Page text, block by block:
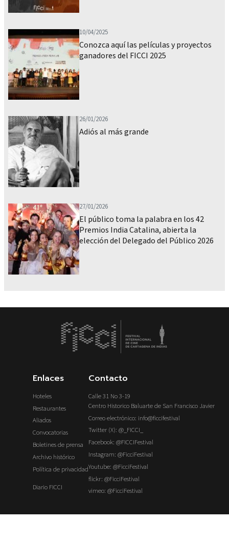
10/04/2025
Conozca aquí las películas y proyectos
ganadores del FICCI 2025
26/01/2026
Adiós al más grande
27/01/2026
El público toma la palabra en los 42
Premios India Catalina, abierta la
elección del Delegado del Público 2026
Enlaces
Hoteles
Restaurantes
Aliados
Convocatorias
Boletines de prensa
Archivo histórico
Política de privacidad
Diario FICCI
Contacto
Calle 31 No 3-19
Centro Historico Baluarte de San Francisco Javier
Correo electrónico: info@ficcifestival
Twitter (X): @_FICCI_
Facebook: @FICCIFestival
Instagram: @FicciFestival
Youtube: @FicciFestival
flickr: @FicciFestival
vimeo: @FicciFestival